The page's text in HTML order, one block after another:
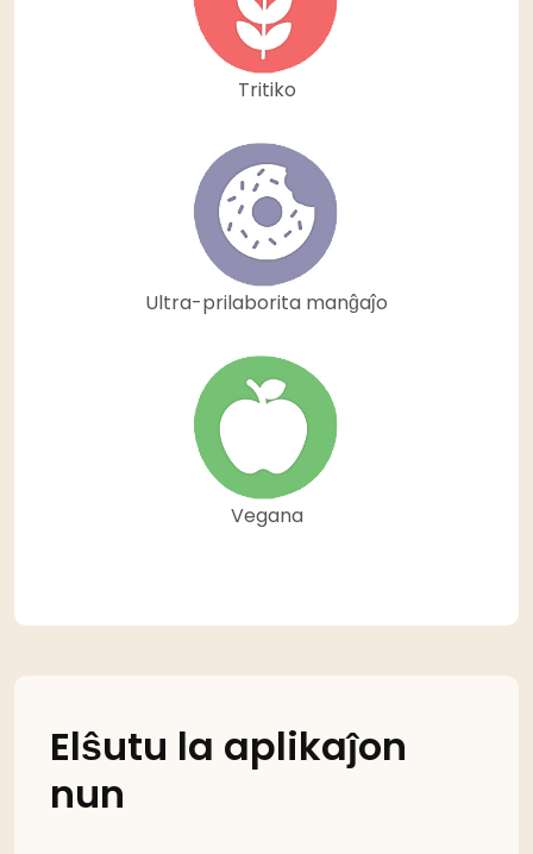
Tritiko
Ultra-prilaborita manĝaĵo
Vegana
Elŝutu la aplikaĵon
nun